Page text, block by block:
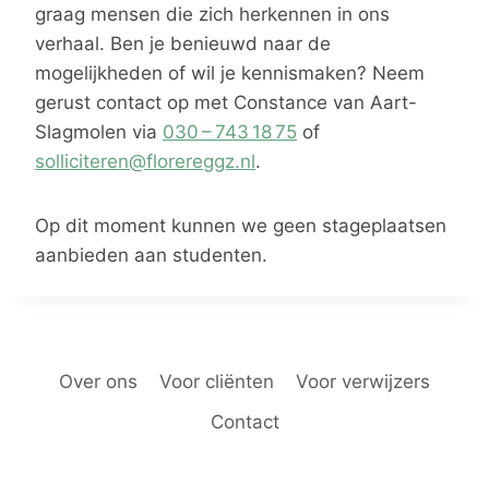
graag mensen die zich herkennen in ons
verhaal. Ben je benieuwd naar de
mogelijkheden of wil je kennismaken? Neem
gerust contact op met Constance van Aart-
Slagmolen via 030 – 743 18 75 of
solliciteren@florereggz.nl.
Op dit moment kunnen we geen stageplaatsen
aanbieden aan studenten.
Over ons Voor cliënten
Voor verwijzers
Contact